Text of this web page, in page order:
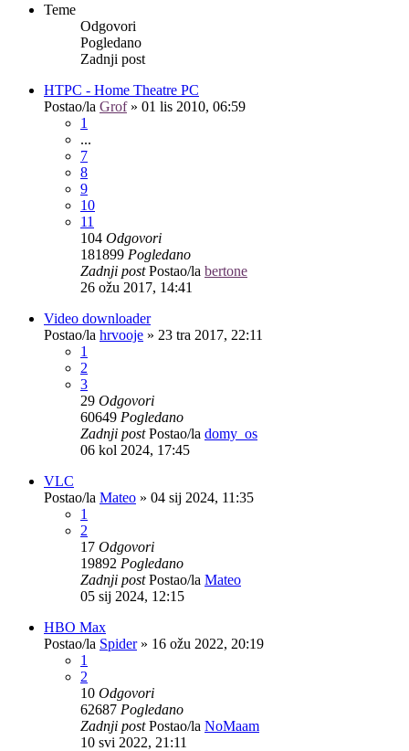
Teme
Odgovori
Pogledano
Zadnji post
HTPC - Home Theatre PC
Postao/la Grof» 01 lis 2010, 06:59
1
...
7
8
9
10
11
104 Odgovori
181899 Pogledano
Zadnji postPostao/la bertone
26 ožu 2017, 14:41
Video downloader
Postao/la hrvooje » 23 tra 2017, 22:11
1
2
3
29 Odgovori
60649 Pogledano
Zadnji postPostao/la domy_os
06 kol 2024, 17:45
VLC
Postao/la Mateo » 04 sij 2024, 11:35
1
2
17 Odgovori
19892 Pogledano
Zadnji postPostao/la Mateo
05 sij 2024, 12:15
HBO Max
Postao/la Spider» 16 ožu 2022, 20:19
1
2
10 Odgovori
62687 Pogledano
Zadnji postPostao/la NoMaam
10 svi 2022, 21:11